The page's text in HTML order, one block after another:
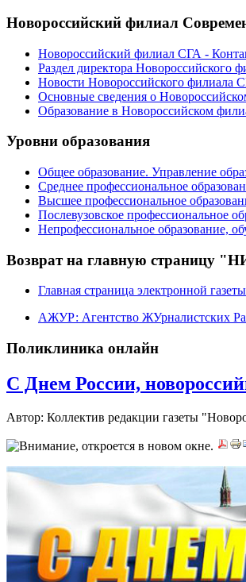
Новороссийский филиал
Новороссийский филиал СГА -
Раздел директора Новороссийского
Новости Новороссийского филиала
Основные сведения о
Образование в Новороссийском
Уровни образования
Общее образование. Управление
Среднее профессиональное
Высшее профессиональное
Послевузовское профессиональное
Непрофессиональное образование,
Возврат на главную страницу
Главная страница электронной
АЖУР: Агентство ЖУрналистских
Поликлиника онлайн
C Днем России,
Автор: Коллектив редакции газеты